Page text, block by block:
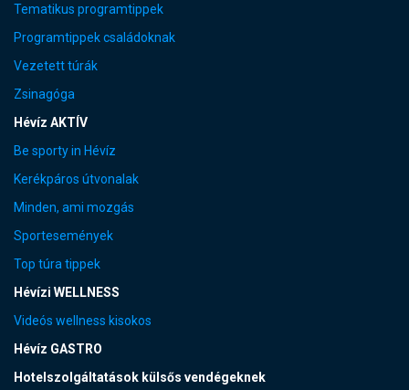
Tematikus programtippek
Programtippek családoknak
Vezetett túrák
Zsinagóga
Hévíz AKTÍV
Be sporty in Hévíz
Kerékpáros útvonalak
Minden, ami mozgás
Sportesemények
Top túra tippek
Hévízi WELLNESS
Videós wellness kisokos
Hévíz GASTRO
Hotelszolgáltatások külsős vendégeknek